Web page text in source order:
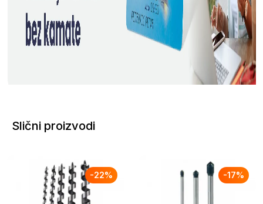
Slični proizvodi
-22% -17%